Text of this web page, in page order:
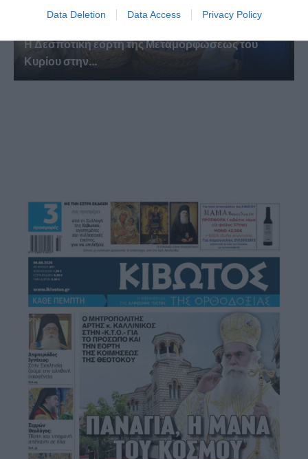
Data Deletion Data Access Privacy Policy
Η Δεσποτική εορτή της Μεταμορφώσεως του
Κυρίου στην...